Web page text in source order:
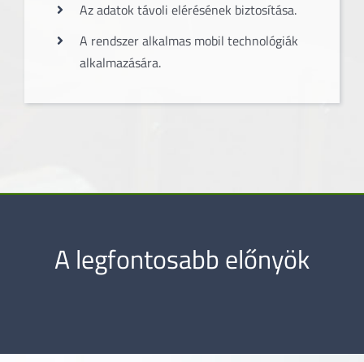
Az adatok távoli elérésének biztosítása.
A rendszer alkalmas mobil technológiák
alkalmazására.
A legfontosabb előnyök